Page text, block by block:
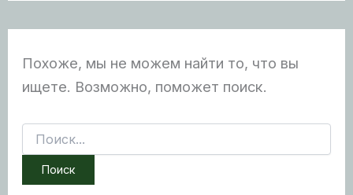
Похоже, мы не можем найти то, что вы
ищете. Возможно, поможет поиск.
Поиск: